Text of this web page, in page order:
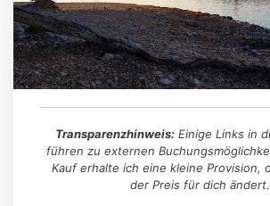
Transparenzhinweis: Einige Links in
führen zu externen
Kauf erhalte ich eine kleine Provision,
der Preis für dich ändert.